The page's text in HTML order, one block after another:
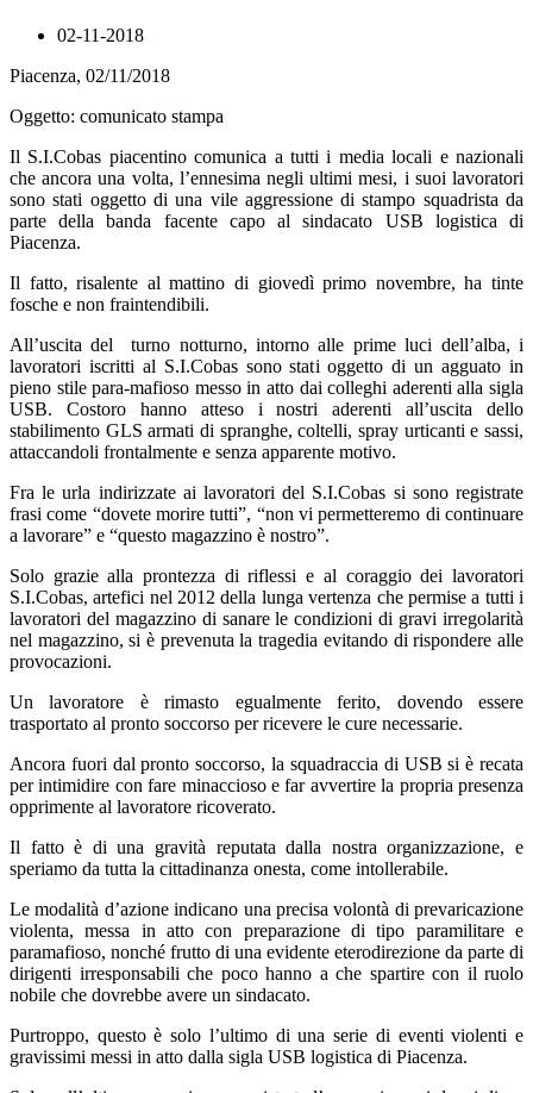
02-11-2018
Piacenza, 02/11/2018
Oggetto: comunicato stampa
Il S.I.Cobas piacentino comunica a tutti i media locali e nazionali
che ancora una volta, l’ennesima negli ultimi mesi, i suoi lavoratori
sono stati oggetto di una vile aggressione di stampo squadrista da
parte della banda facente capo al sindacato USB logistica di
Piacenza.
Il fatto, risalente al mattino di giovedì primo novembre, ha tinte
fosche e non fraintendibili.
All’uscita del turno notturno, intorno alle prime luci dell’alba, i
lavoratori iscritti al S.I.Cobas sono stati oggetto di un agguato in
pieno stile para-mafioso messo in atto dai colleghi aderenti alla sigla
USB. Costoro hanno atteso i nostri aderenti all’uscita dello
stabilimento GLS armati di spranghe, coltelli, spray urticanti e sassi,
attaccandoli frontalmente e senza apparente motivo.
Fra le urla indirizzate ai lavoratori del S.I.Cobas si sono registrate
frasi come “dovete morire tutti”, “non vi permetteremo di continuare
a lavorare” e “questo magazzino è nostro”.
Solo grazie alla prontezza di riflessi e al coraggio dei lavoratori
S.I.Cobas, artefici nel 2012 della lunga vertenza che permise a tutti i
lavoratori del magazzino di sanare le condizioni di gravi irregolarità
nel magazzino, si è prevenuta la tragedia evitando di rispondere alle
provocazioni.
Un lavoratore è rimasto egualmente ferito, dovendo essere
trasportato al pronto soccorso per ricevere le cure necessarie.
Ancora fuori dal pronto soccorso, la squadraccia di USB si è recata
per intimidire con fare minaccioso e far avvertire la propria presenza
opprimente al lavoratore ricoverato.
Il fatto è di una gravità reputata dalla nostra organizzazione, e
speriamo da tutta la cittadinanza onesta, come intollerabile.
Le modalità d’azione indicano una precisa volontà di prevaricazione
violenta, messa in atto con preparazione di tipo paramilitare e
paramafioso, nonché frutto di una evidente eterodirezione da parte di
dirigenti irresponsabili che poco hanno a che spartire con il ruolo
nobile che dovrebbe avere un sindacato.
Purtroppo, questo è solo l’ultimo di una serie di eventi violenti e
gravissimi messi in atto dalla sigla USB logistica di Piacenza.